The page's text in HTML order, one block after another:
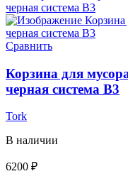
Сравнить
Корзина для
черная система B3
Tork
В наличии
6200 ₽